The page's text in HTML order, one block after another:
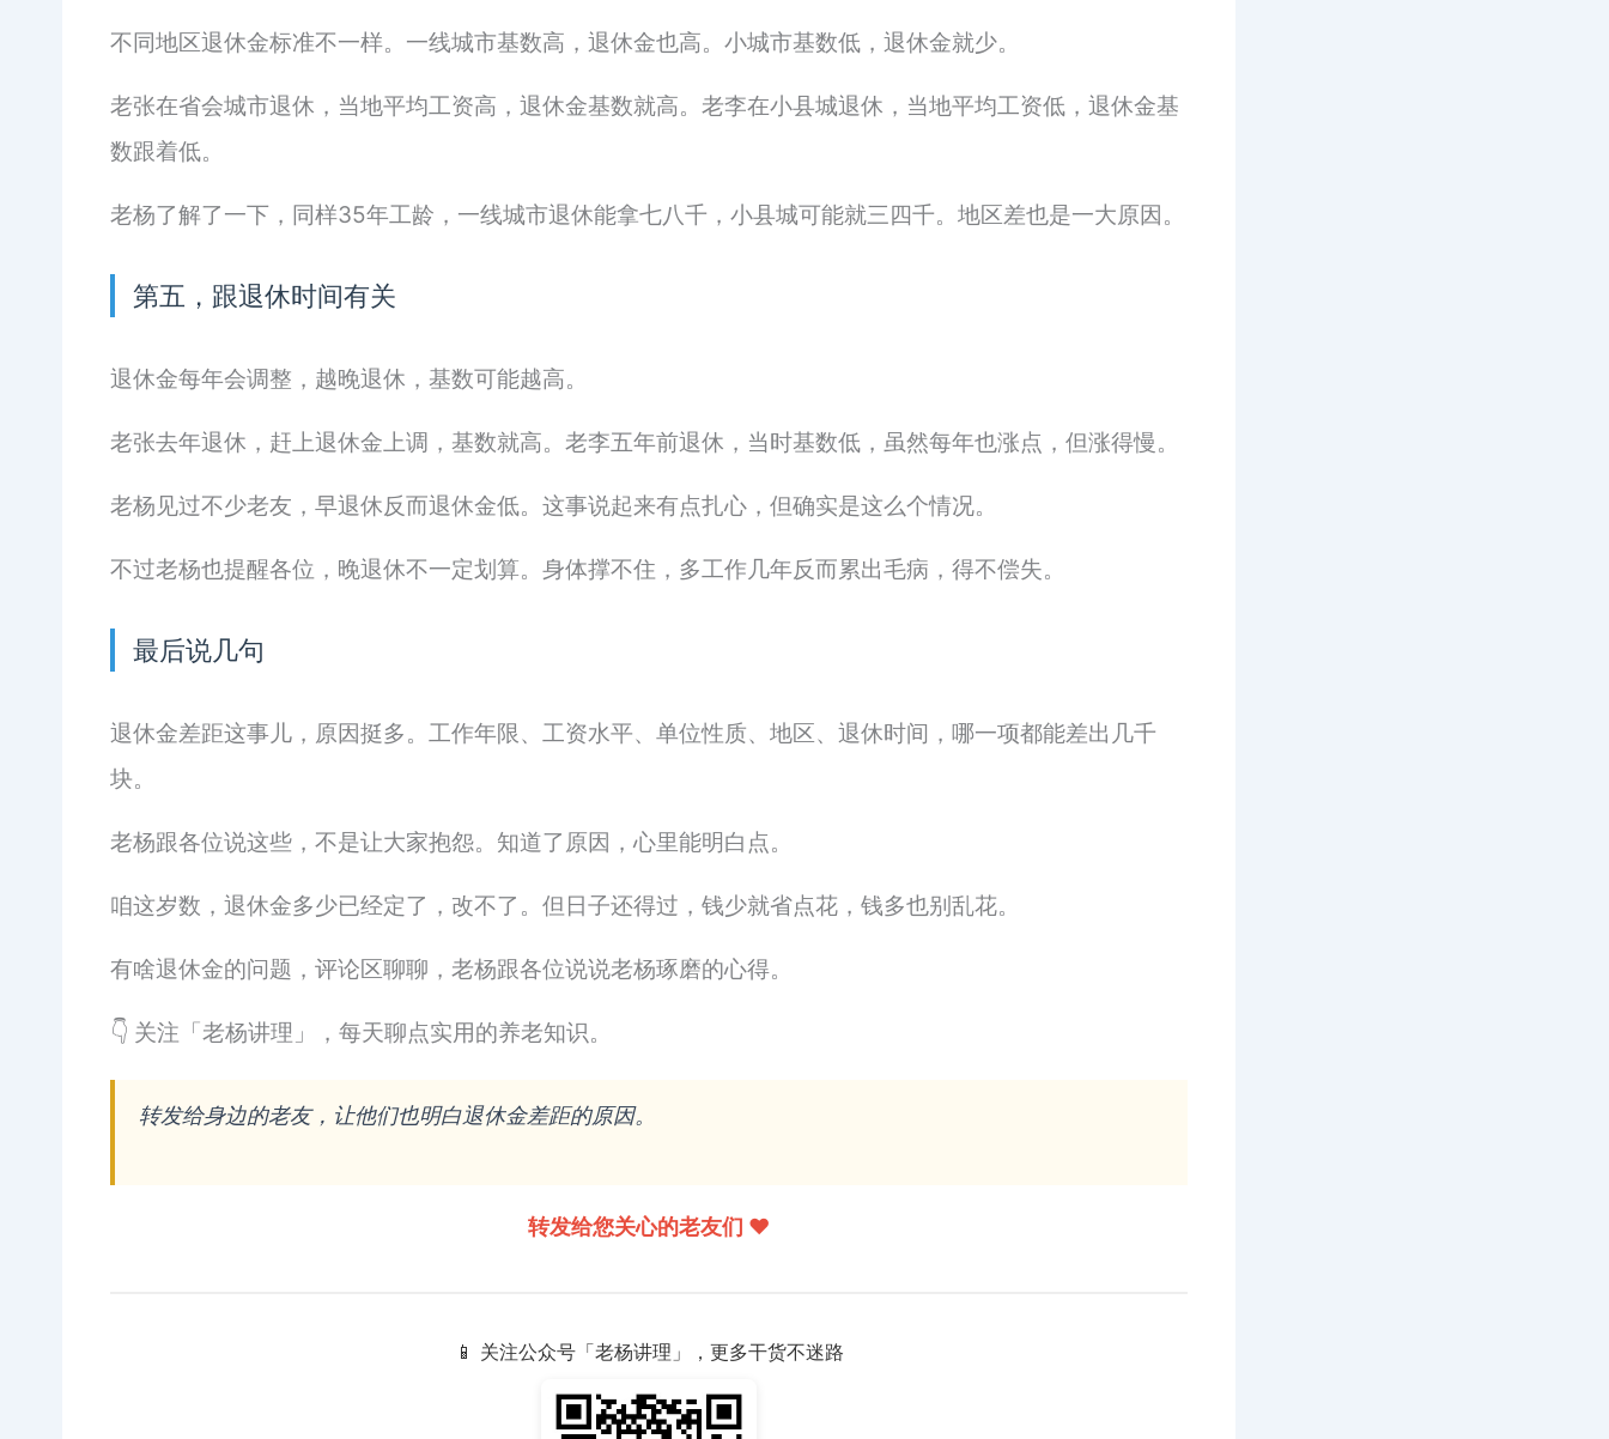
不同地区退休金标准不一样。一线城市基数高，退休金也高。小城市基数低，退休金就少。
老张在省会城市退休，当地平均工资高，退休金基数就高。老李在小县城退休，当地平均工资低，退休金基
数跟着低。
老杨了解了一下，同样35年工龄，一线城市退休能拿七八千，小县城可能就三四千。地区差也是一大原因。
第五，跟退休时间有关
退休金每年会调整，越晚退休，基数可能越高。
老张去年退休，赶上退休金上调，基数就高。老李五年前退休，当时基数低，虽然每年也涨点，但涨得慢。
老杨见过不少老友，早退休反而退休金低。这事说起来有点扎心，但确实是这么个情况。
不过老杨也提醒各位，晚退休不一定划算。身体撑不住，多工作几年反而累出毛病，得不偿失。
最后说几句
退休金差距这事儿，原因挺多。工作年限、工资水平、单位性质、地区、退休时间，哪一项都能差出几千
块。
老杨跟各位说这些，不是让大家抱怨。知道了原因，心里能明白点。
咱这岁数，退休金多少已经定了，改不了。但日子还得过，钱少就省点花，钱多也别乱花。
有啥退休金的问题，评论区聊聊，老杨跟各位说说老杨琢磨的心得。
👇 关注「老杨讲理」，每天聊点实用的养老知识。
转发给身边的老友，让他们也明白退休金差距的原因。
转发给您关心的老友们 ❤️
📱 关注公众号「老杨讲理」，更多干货不迷路